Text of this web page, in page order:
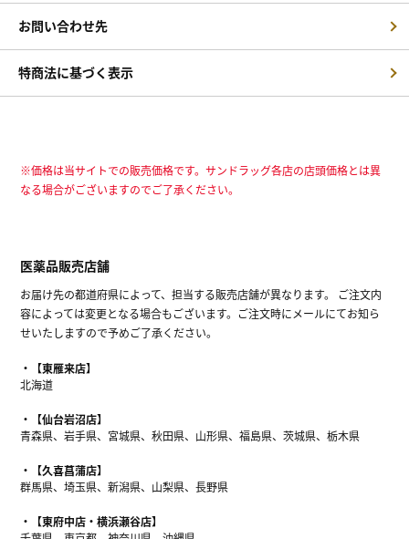
お問い合わせ先
特商法に基づく表示
※価格は当サイトでの販売価格です。サンドラッグ各店の店頭価格とは異
なる場合がございますのでご了承ください。
医薬品販売店舗
お届け先の都道府県によって、担当する販売店舗が異なります。 ご注文内
容によっては変更となる場合もございます。ご注文時にメールにてお知ら
せいたしますので予めご了承ください。
【東雁来店】
北海道
【仙台岩沼店】
青森県、岩手県、宮城県、秋田県、山形県、福島県、茨城県、栃木県
【久喜菖蒲店】
群馬県、埼玉県、新潟県、山梨県、長野県
【東府中店・横浜瀬谷店】